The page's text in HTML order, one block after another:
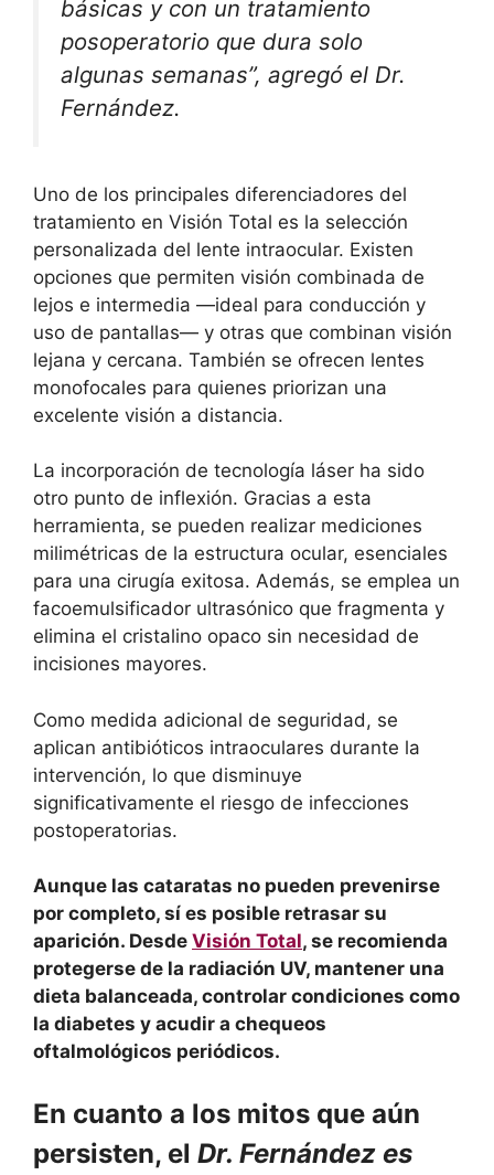
básicas y con un tratamiento
posoperatorio que dura solo
algunas semanas”, agregó el Dr.
Fernández.
Uno de los principales diferenciadores del
tratamiento en Visión Total es la selección
personalizada del lente intraocular. Existen
opciones que permiten visión combinada de
lejos e intermedia —ideal para conducción y
uso de pantallas— y otras que combinan visión
lejana y cercana. También se ofrecen lentes
monofocales para quienes priorizan una
excelente visión a distancia.
La incorporación de tecnología láser ha sido
otro punto de inflexión. Gracias a esta
herramienta, se pueden realizar mediciones
milimétricas de la estructura ocular, esenciales
para una cirugía exitosa. Además, se emplea un
facoemulsificador ultrasónico que fragmenta y
elimina el cristalino opaco sin necesidad de
incisiones mayores.
Como medida adicional de seguridad, se
aplican antibióticos intraoculares durante la
intervención, lo que disminuye
significativamente el riesgo de infecciones
postoperatorias.
Aunque las cataratas no pueden prevenirse
por completo, sí es posible retrasar su
aparición. Desde Visión Total, se recomienda
protegerse de la radiación UV, mantener una
dieta balanceada, controlar condiciones como
la diabetes y acudir a chequeos
oftalmológicos periódicos.
En cuanto a los mitos que aún
persisten, el Dr. Fernández es